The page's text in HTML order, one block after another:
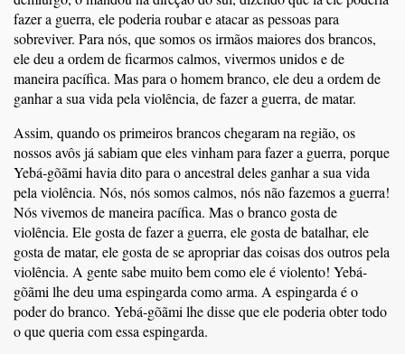
fazer a guerra, ele poderia roubar e atacar as pessoas para
sobreviver. Para nós, que somos os irmãos maiores dos brancos,
ele deu a ordem de ficarmos calmos, vivermos unidos e de
maneira pacífica. Mas para o homem branco, ele deu a ordem de
ganhar a sua vida pela violência, de fazer a guerra, de matar.
Assim, quando os primeiros brancos chegaram na região, os
nossos avôs já sabiam que eles vinham para fazer a guerra, porque
Yebá-gõãmi havia dito para o ancestral deles ganhar a sua vida
pela violência. Nós, nós somos calmos, nós não fazemos a guerra!
Nós vivemos de maneira pacífica. Mas o branco gosta de
violência. Ele gosta de fazer a guerra, ele gosta de batalhar, ele
gosta de matar, ele gosta de se apropriar das coisas dos outros pela
violência. A gente sabe muito bem como ele é violento! Yebá-
gõãmi lhe deu uma espingarda como arma. A espingarda é o
poder do branco. Yebá-gõãmi lhe disse que ele poderia obter todo
o que queria com essa espingarda.